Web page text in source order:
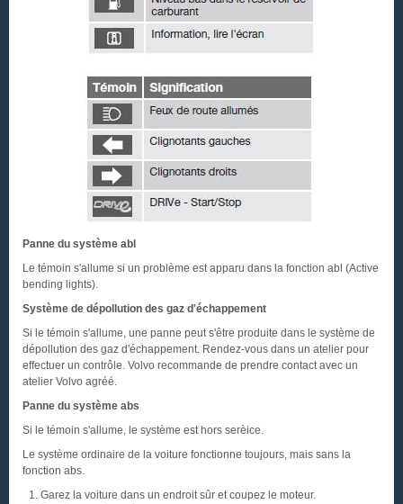
Panne du système abl
Le témoin s'allume si un problème est apparu dans la fonction abl (Active
bending lights).
Système de dépollution des gaz d'échappement
Si le témoin s'allume, une panne peut s'être produite dans le système de
dépollution des gaz d'échappement. Rendez-vous dans un atelier pour
effectuer un contrôle. Volvo recommande de prendre contact avec un
atelier Volvo agréé.
Panne du système abs
Si le témoin s'allume, le système est hors serèice.
Le système ordinaire de la voiture fonctionne toujours, mais sans la
fonction abs.
Garez la voiture dans un endroit sûr et coupez le moteur.